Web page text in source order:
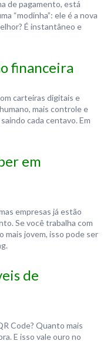
de pagamento, está
“modinha”: ele é a nova
É instantâneo e
financeira
carteiras digitais e
mais controle e
cada centavo. Em
em
empresas já estão
Se você trabalha com
mais jovem, isso pode ser
de
Code? Quanto mais
E isso vale ouro no